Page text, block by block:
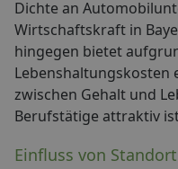
Dichte an
Wirtschaftskraft in
hingegen bietet
Lebenshaltungskosten
zwischen Gehalt und
Berufstätige attraktiv
Einfluss von